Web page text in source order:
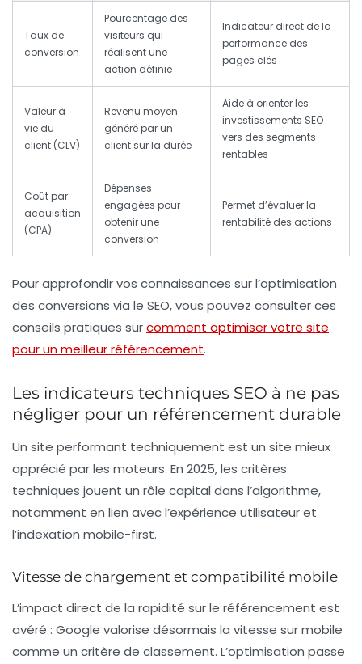
Taux de
conversion
Pourcentage des
visiteurs qui
réalisent une
action définie
Indicateur direct de la
performance des
pages clés
Valeur à
vie du
client (CLV)
Revenu moyen
généré par un
client sur la durée
Aide à orienter les
investissements SEO
vers des segments
rentables
Coût par
acquisition
(CPA)
Dépenses
engagées pour
obtenir une
conversion
Permet d’évaluer la
rentabilité des actions
Pour approfondir vos connaissances sur l’optimisation
des conversions via le SEO, vous pouvez consulter ces
conseils pratiques surcomment optimiser votre site
pour un meilleur référencement.
Les indicateurs techniques SEO à ne pas
négliger pour un référencement durable
Un site performant techniquement est un site mieux
apprécié par les moteurs. En 2025, les critères
techniques jouent un rôle capital dans l’algorithme,
notamment en lien avec l’expérience utilisateur et
l’indexation mobile-first.
Vitesse de chargement et compatibilité mobile
L’impact direct de la rapidité sur le référencement est
avéré : Google valorise désormais la vitesse sur mobile
comme un critère de classement. L’optimisation passe